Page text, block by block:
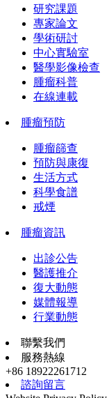
研究課題
專家論文
學術研討
中心實驗室
醫學影像檢查
腫瘤科普
在線連載
腫瘤預防
腫瘤篩查
預防與康復
生活方式
科學食譜
戒煙
腫瘤資訊
出診公告
醫護推介
復大動態
媒體報導
行業動態
聯繫我們
服務熱線
+86 18922261712
諮詢留言